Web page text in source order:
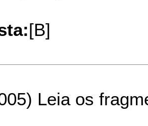
[B]
Leia os